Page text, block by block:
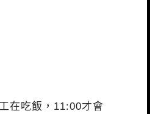
在吃飯，11:00才會